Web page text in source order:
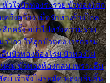
วใจบัวทองระรวย บัวทองโศก
คว้งคว้าง เมื่อรักห่างร้างไกล
กครั้ง อย่าไปหวังความรวย
าไกว ให้ลูกบัวทอง เวรกรรม
บบัวทองต้องโรย บัวทองไม่
ตม บัวทองท้องกลม เพราะลืม
ย์ เจ้าจึงไม่ระมัด หลงกลิ่นลิ้น